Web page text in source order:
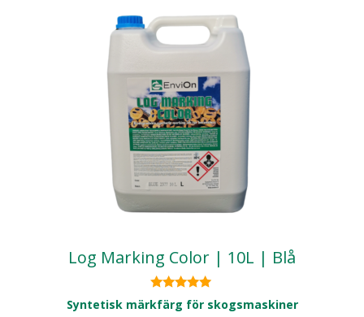
Log Marking Color | 10L | Blå
5.00
av 5
Syntetisk märkfärg för skogsmaskiner